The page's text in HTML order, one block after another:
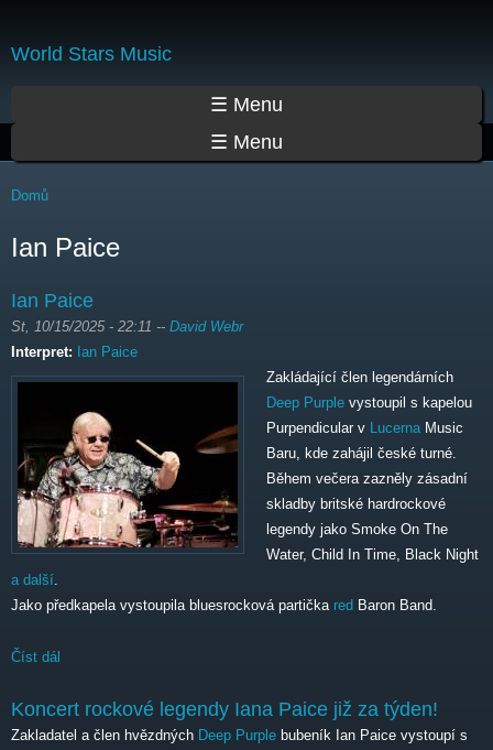
World Stars Music
☰ Menu
☰ Menu
Jste zde
Domů
Ian Paice
Ian Paice
St, 10/15/2025 - 22:11 -- David Webr
Interpret: Ian Paice
Zakládající člen legendárních
Deep Purple vystoupil s kapelou
Purpendicular v
Lucerna Music
Baru, kde zahájil české turné.
Během večera zazněly zásadní
skladby britské hardrockové
legendy jako Smoke On The
Water, Child In Time, Black Night
a další
Jako předkapela vystoupila bluesrocková partička red Baron Band.
Číst dál
Koncert rockové legendy Iana Paice již za týden!
Zakladatel a člen hvězdných Deep Purple bubeník Ian Paice vystoupí s